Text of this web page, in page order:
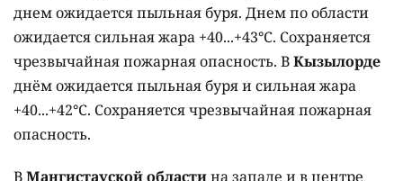
днем ожидается пыльная буря. Днем по области
ожидается сильная жара +40...+43°C. Сохраняется
чрезвычайная пожарная опасность. ВКызылорде
днём ожидается пыльная буря и сильная жара
+40...+42°C. Сохраняется чрезвычайная пожарная
опасность.
ВМангистауской областина западе и в центре